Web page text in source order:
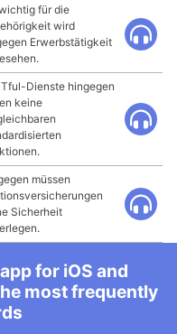
für die
wird
Erwerbstätigkeit
Dienste hingegen
keine
müssen
Sicherheit
for iOS and
most frequently